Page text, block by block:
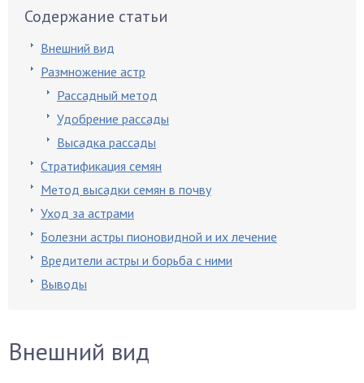
Содержание статьи
Внешний вид
Размножение астр
Рассадный метод
Удобрение рассады
Высадка рассады
Стратификация семян
Метод высадки семян в почву
Уход за астрами
Болезни астры пионовидной и их лечение
Вредители астры и борьба с ними
Выводы
Внешний вид